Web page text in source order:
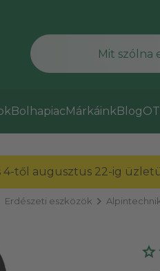
BolhapiacMárkáinkBlog
4-től augusztus 22-ig
Erdészeti eszközök chevron_right